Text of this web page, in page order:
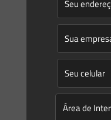
Você sabe quais os
consultores em casos
Tema de todo
questão da
ambiente. Ainda que